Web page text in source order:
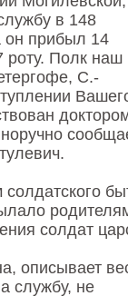
в 148
он прибыл 14
роту. Полк наш
С.-
солдат
описывает
службу, не